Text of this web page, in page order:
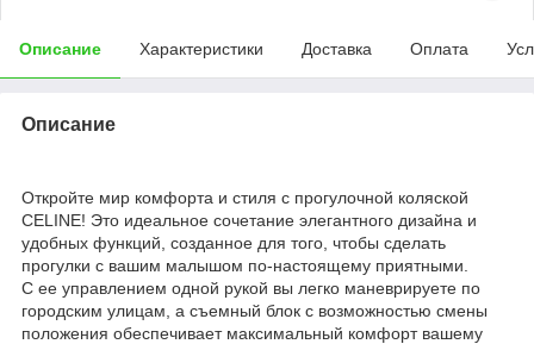
Описание Характеристики Доставка Оплата
Описание
Откройте мир комфорта и стиля с прогулочной коляской
CELINE! Это идеальное сочетание элегантного дизайна и
удобных функций, созданное для того, чтобы сделать
прогулки с вашим малышом по-настоящему приятными.
С ее управлением одной рукой вы легко маневрируете по
городским улицам, а съемный блок с возможностью смены
положения обеспечивает максимальный комфорт вашему